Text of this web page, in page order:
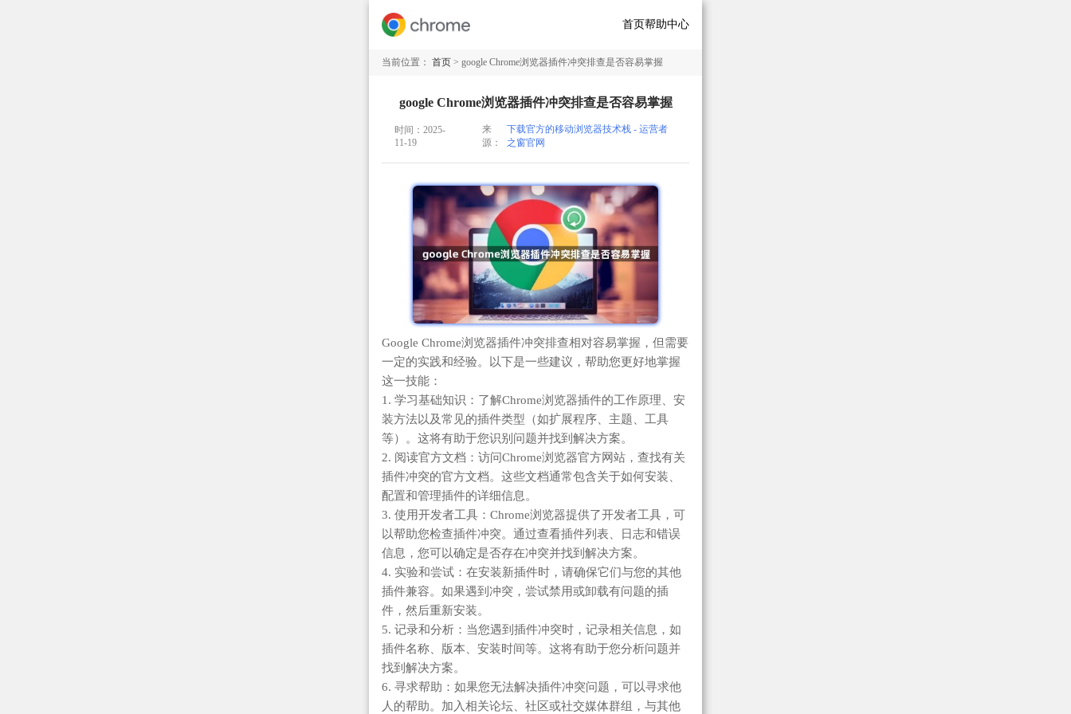
首页帮助中心
当前位置： 首页 > google Chrome浏览器插件冲突排查是否容易掌握
google Chrome浏览器插件冲突排查是否容易掌握
时间：2025-
11-19
来
源：
下载官方的移动浏览器技术栈 - 运营者
之窗官网
Google Chrome浏览器插件冲突排查相对容易掌握，但需要
一定的实践和经验。以下是一些建议，帮助您更好地掌握
这一技能：
1. 学习基础知识：了解Chrome浏览器插件的工作原理、安
装方法以及常见的插件类型（如扩展程序、主题、工具
等）。这将有助于您识别问题并找到解决方案。
2. 阅读官方文档：访问Chrome浏览器官方网站，查找有关
插件冲突的官方文档。这些文档通常包含关于如何安装、
配置和管理插件的详细信息。
3. 使用开发者工具：Chrome浏览器提供了开发者工具，可
以帮助您检查插件冲突。通过查看插件列表、日志和错误
信息，您可以确定是否存在冲突并找到解决方案。
4. 实验和尝试：在安装新插件时，请确保它们与您的其他
插件兼容。如果遇到冲突，尝试禁用或卸载有问题的插
件，然后重新安装。
5. 记录和分析：当您遇到插件冲突时，记录相关信息，如
插件名称、版本、安装时间等。这将有助于您分析问题并
找到解决方案。
6. 寻求帮助：如果您无法解决插件冲突问题，可以寻求他
人的帮助。加入相关论坛、社区或社交媒体群组，与其他